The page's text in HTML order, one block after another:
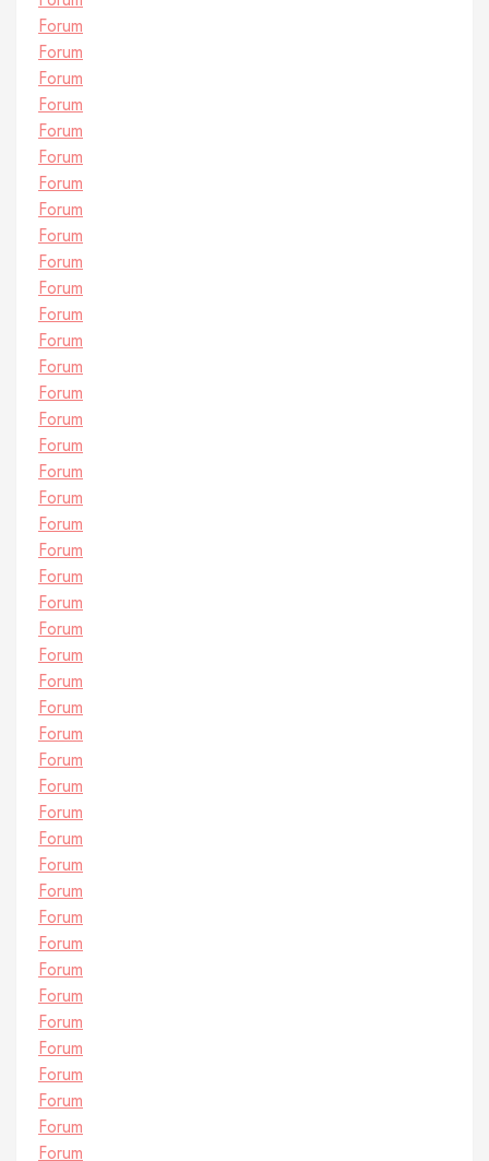
Forum
Forum
Forum
Forum
Forum
Forum
Forum
Forum
Forum
Forum
Forum
Forum
Forum
Forum
Forum
Forum
Forum
Forum
Forum
Forum
Forum
Forum
Forum
Forum
Forum
Forum
Forum
Forum
Forum
Forum
Forum
Forum
Forum
Forum
Forum
Forum
Forum
Forum
Forum
Forum
Forum
Forum
Forum
Forum